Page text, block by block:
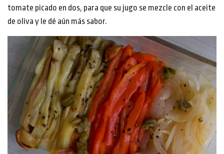
tomate picado en dos, para que su jugo se mezcle con el aceite
de oliva y le dé aún más sabor.